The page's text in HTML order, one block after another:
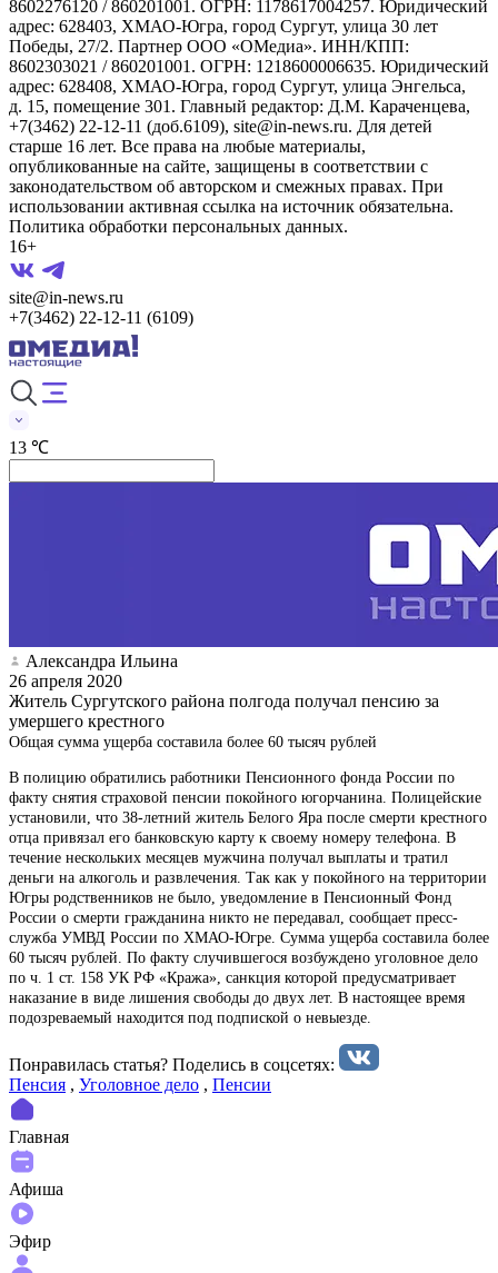
8602276120 / 860201001. ОГРН: 1178617004257. Юридический
адрес: 628403, ХМАО-Югра, город Сургут, улица 30 лет
Победы, 27/2. Партнер ООО «ОМедиа». ИНН/КПП:
8602303021 / 860201001. ОГРН: 1218600006635. Юридический
адрес: 628408, ХМАО-Югра, город Сургут, улица Энгельса,
д. 15, помещение 301. Главный редактор: Д.М. Караченцева,
+7(3462) 22-12-11 (доб.6109), site@in-news.ru. Для детей
старше 16 лет. Все права на любые материалы,
опубликованные на сайте, защищены в соответствии с
законодательством об авторском и смежных правах. При
использовании активная ссылка на источник обязательна.
Политика обработки персональных данных.
16+
site@in-news.ru
+7(3462) 22-12-11 (6109)
13 ℃
Александра Ильина
26 апреля 2020
Житель Сургутского района полгода получал пенсию за
умершего крестного
Общая сумма ущерба составила более 60 тысяч рублей
В полицию обратились работники Пенсионного фонда России по
факту снятия страховой пенсии покойного югорчанина. Полицейские
установили, что 38-летний житель Белого Яра после смерти крестного
отца привязал его банковскую карту к своему номеру телефона. В
течение нескольких месяцев мужчина получал выплаты и тратил
деньги на алкоголь и развлечения. Так как у покойного на территории
Югры родственников не было, уведомление в Пенсионный Фонд
России о смерти гражданина никто не передавал, сообщает пресс-
служба УМВД России по ХМАО-Югре. Сумма ущерба составила более
60 тысяч рублей. По факту случившегося возбуждено уголовное дело
по ч. 1 ст. 158 УК РФ «Кража», санкция которой предусматривает
наказание в виде лишения свободы до двух лет. В настоящее время
подозреваемый находится под подпиской о невыезде.
Понравилась статья? Поделиcь в соцсетях:
Пенсия , Уголовное дело , Пенсии
Главная
Афиша
Эфир